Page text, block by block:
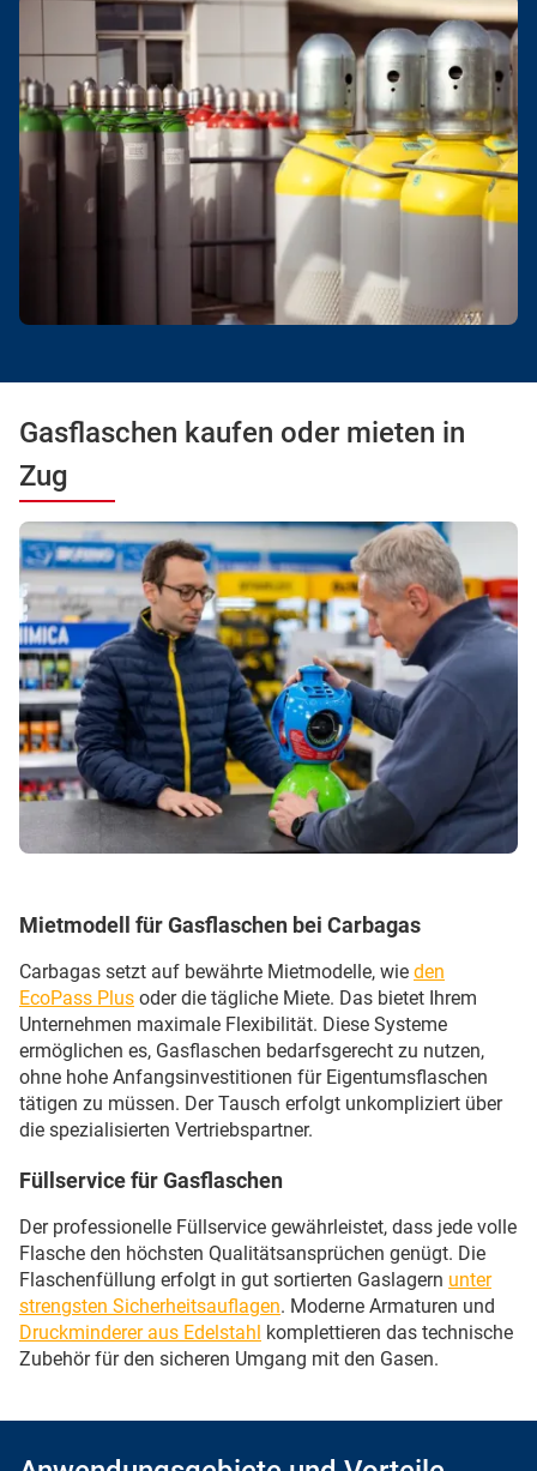
Gasflaschen kaufen oder mieten in
Zug
Mietmodell für Gasflaschen bei Carbagas
Carbagas setzt auf bewährte Mietmodelle, wie den
EcoPass Plus oder die tägliche Miete. Das bietet Ihrem
Unternehmen maximale Flexibilität. Diese Systeme
ermöglichen es, Gasflaschen bedarfsgerecht zu nutzen,
ohne hohe Anfangsinvestitionen für Eigentumsflaschen
tätigen zu müssen. Der Tausch erfolgt unkompliziert über
die spezialisierten Vertriebspartner.
Füllservice für Gasflaschen
Der professionelle Füllservice gewährleistet, dass jede volle
Flasche den höchsten Qualitätsansprüchen genügt. Die
Flaschenfüllung erfolgt in gut sortierten Gaslagern unter
strengsten Sicherheitsauflagen. Moderne Armaturen und
Druckminderer aus Edelstahl komplettieren das technische
Zubehör für den sicheren Umgang mit den Gasen.